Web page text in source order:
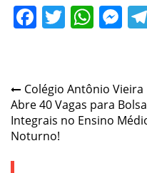
Facebook
Twitter
Post
navigation
Colégio Antônio Vieira
Abre 40 Vagas para
Integrais no Ensino
Noturno!